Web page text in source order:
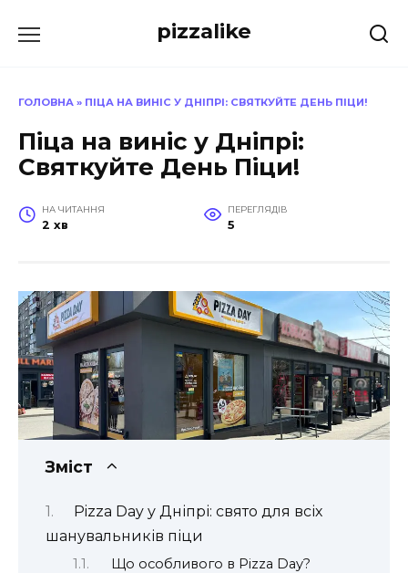
до
pizzalike
ГОЛОВНА » ПІЦА НА ВИНІС У ДНІПРІ: СВЯТКУЙТЕ ДЕНЬ ПІЦИ!
Піца на виніс у Дніпрі:
Святкуйте День Піци!
НА ЧИТАННЯ
2 хв
ПЕРЕГЛЯДІВ
5
Зміст
Pizza Day у Дніпрі: свято для всіх
шанувальників піци
Що особливого в Pizza Day?